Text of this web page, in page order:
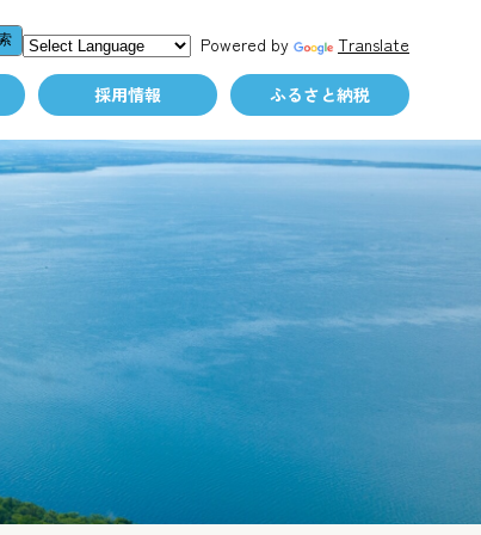
Powered by Translate
採用情報 ふるさと納税